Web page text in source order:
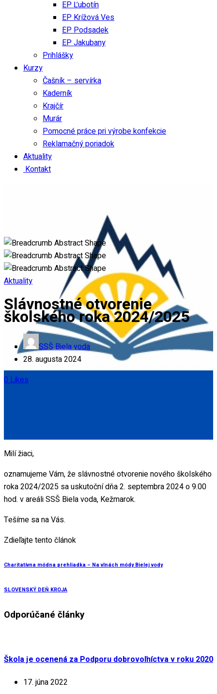
EP Ľubotín
EP Krížová Ves
EP Podsadek
EP Jakubany
Prihlášky
Kurzy
Čašník – servírka
Kaderník
Krajčír
Murár
Pomocné práce pri výrobe konfekcie
Reklamačný poriadok
Aktuality
Kontakt
Aktuality
Slávnostné otvorenie
školského roka 2024/2025
SSŠ Biela voda
28. augusta 2024
0Likes
Milí žiaci,
oznamujeme Vám, že slávnostné otvorenie nového školského
roka 2024/2025 sa uskutoční dňa 2. septembra 2024 o 9.00
hod. v areáli SSŠ Biela voda, Kežmarok.
Tešíme sa na Vás.
Zdieľajte tento článok
Charitatívna módna prehliadka – Na vlnách módy Bielej vody
SLOVENSKÝ DEŇ KROJA
Odporúčané články
Škola je ocenená za Podporu dobrovoľníctva v roku 2020
17. júna 2022